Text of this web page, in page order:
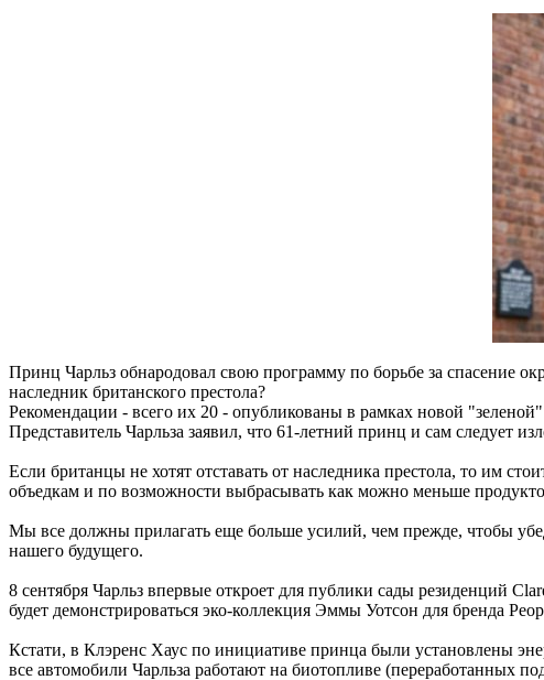
Принц Чарльз обнародовал свою программу по борьбе за спасение
наследник британского престола?
Рекомендации - всего их 20 - опубликованы в рамках новой
Представитель Чарльза заявил, что 61-летний принц и сам следует
Если британцы не хотят отставать от наследника престола, то им
объедкам и по возможности выбрасывать как можно меньше
Мы все должны прилагать еще больше усилий, чем прежде, чтобы
нашего будущего.
8 сентября Чарльз впервые откроет для публики сады резиденций
будет демонстрироваться эко-коллекция Эммы Уотсон для бренда
Кстати, в Клэренс Хаус по инициативе принца были установлены
все автомобили Чарльза работают на биотопливе (переработанных